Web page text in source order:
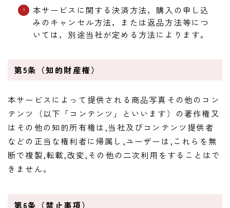
本サービスに関する決済方法，購入の申し込
みのキャンセル方法，または返品方法等につ
いては，別途当社が定める方法によります。
第5条（知的財産権）
本サービスによって提供される商品写真その他のコン
テンツ（以下「コンテンツ」といいます）の著作権又
はその他の知的所有権は,当社及びコンテンツ提供者
などの正当な権利者に帰属し,ユーザーは,これらを無
断で複製,転載,改変,その他の二次利用をすることはで
きません。
第6条（禁止事項）